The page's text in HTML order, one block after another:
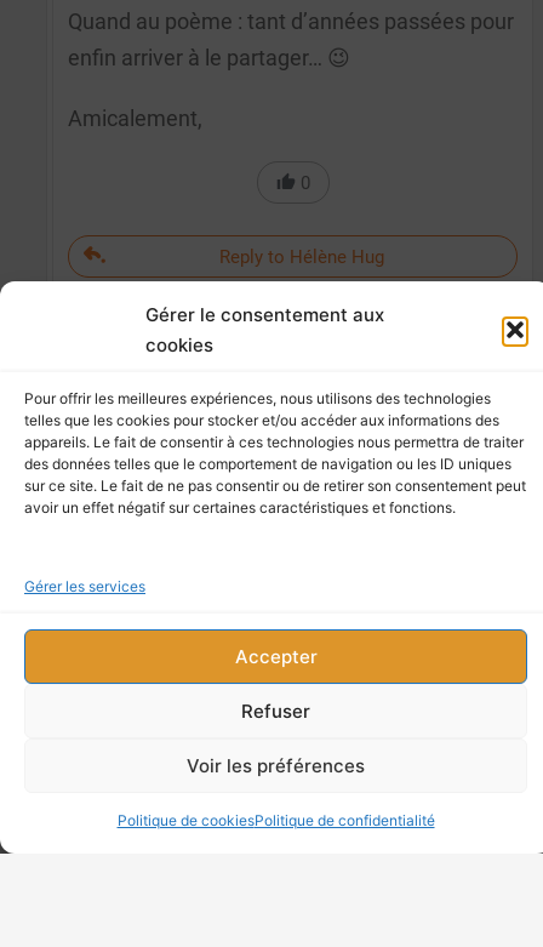
Gérer le consentement aux
cookies
Pour offrir les meilleures expériences, nous utilisons des technologies
telles que les cookies pour stocker et/ou accéder aux informations des
appareils. Le fait de consentir à ces technologies nous permettra de traiter
des données telles que le comportement de navigation ou les ID uniques
sur ce site. Le fait de ne pas consentir ou de retirer son consentement peut
avoir un effet négatif sur certaines caractéristiques et fonctions.
Gérer les services
Accepter
Refuser
Voir les préférences
Politique de cookiesPolitique de confidentialité
Quand au poème : tant d’années passées pour
enfin arriver à le partager… 😉
Amicalement,
0
Reply to Hélène Hug
La Dryada Jessica
13/09/2013
Quel beau poème émouvant que tu partages
avec nous … ainsi qu’une belle leçon de Vie …
Etre actif dans un milieu hospitalier requière
des traits de caractère qui ne sont pas donnés
être humain tout en se blindant pour ne pas
sans arrêt se laisser submerger par l’émotion …